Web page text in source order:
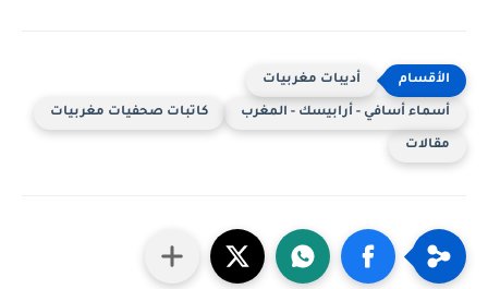
أديبات مغربيات
أسماء أسافي - أرابيسك - المغرب كاتبات صحفيات مغربيات
مقالات